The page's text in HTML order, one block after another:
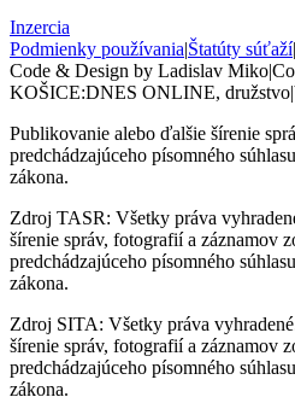
Inzercia
Podmienky používania|Štatúty súťaží|
Code & Design by Ladislav Miko|
KOŠICE:DNES ONLINE, družstvo|
Publikovanie alebo ďalšie šírenie
predchádzajúceho písomného
zákona.
Zdroj TASR: Všetky práva
šírenie správ, fotografií a záznamov
predchádzajúceho písomného
zákona.
Zdroj SITA: Všetky práva
šírenie správ, fotografií a záznamov
predchádzajúceho písomného
zákona.